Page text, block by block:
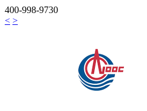
400-998-9730
< >